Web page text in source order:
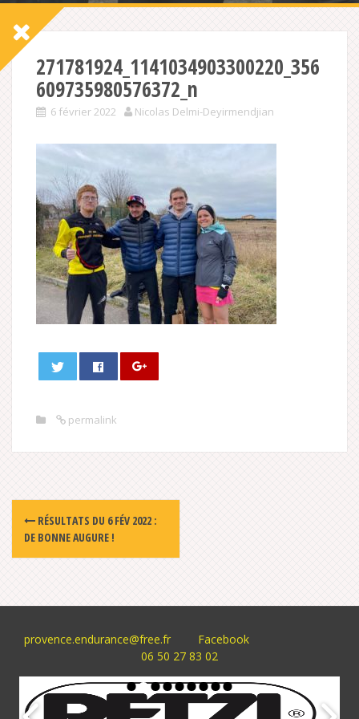
271781924_1141034903300220_356
609735980576372_n
6 février 2022 Nicolas Delmi-Deyirmendjian
permalink
Post
navigation
RÉSULTATS DU 6 FÉV 2022 :
DE BONNE AUGURE !
provence.endurance@free.fr
Facebook
06 50 27 83 02